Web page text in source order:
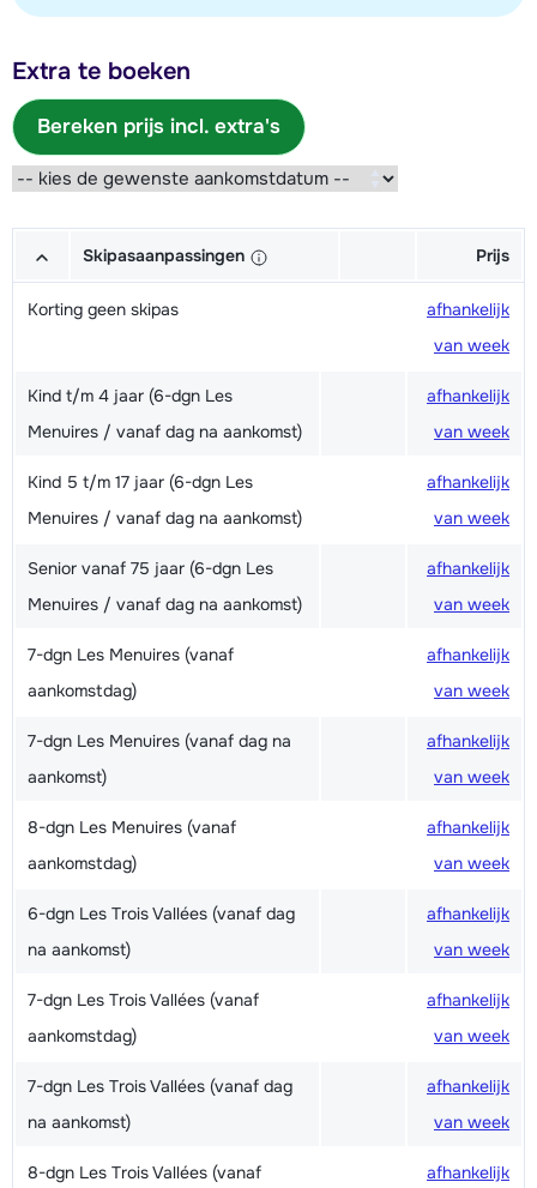
Extra te boeken
Bereken prijs incl. extra's
Skipasaanpassingen Prijs
Korting geen skipas
afhankelijk
van week
Kind t/m 4 jaar (6-dgn Les
Menuires / vanaf dag na aankomst)
afhankelijk
van week
Kind 5 t/m 17 jaar (6-dgn Les
Menuires / vanaf dag na aankomst)
afhankelijk
van week
Senior vanaf 75 jaar (6-dgn Les
Menuires / vanaf dag na aankomst)
afhankelijk
van week
7-dgn Les Menuires (vanaf
aankomstdag)
afhankelijk
van week
7-dgn Les Menuires (vanaf dag na
aankomst)
afhankelijk
van week
8-dgn Les Menuires (vanaf
aankomstdag)
afhankelijk
van week
6-dgn Les Trois Vallées (vanaf dag
na aankomst)
afhankelijk
van week
7-dgn Les Trois Vallées (vanaf
aankomstdag)
afhankelijk
van week
7-dgn Les Trois Vallées (vanaf dag
na aankomst)
afhankelijk
van week
8-dgn Les Trois Vallées (vanaf
afhankelijk